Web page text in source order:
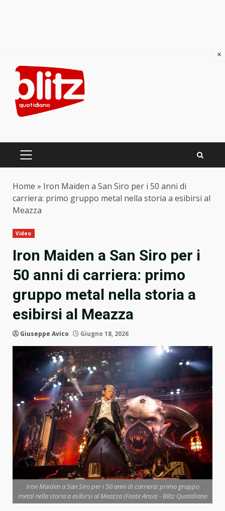
content
PRIMARY
Home » Iron Maiden a San Siro per i 50 anni di
carriera: primo gruppo metal nella storia a esibirsi al
Meazza
Video
Iron Maiden a San Siro per i
50 anni di carriera: primo
gruppo metal nella storia a
esibirsi al Meazza
Giuseppe Avico Giugno 18, 2026
Iron Maiden a San Siro per i 50 anni di carriera: primo gruppo
metal nella storia a esibirsi al Meazza (Fonte Ansa) - Blitz Quotidiano
×